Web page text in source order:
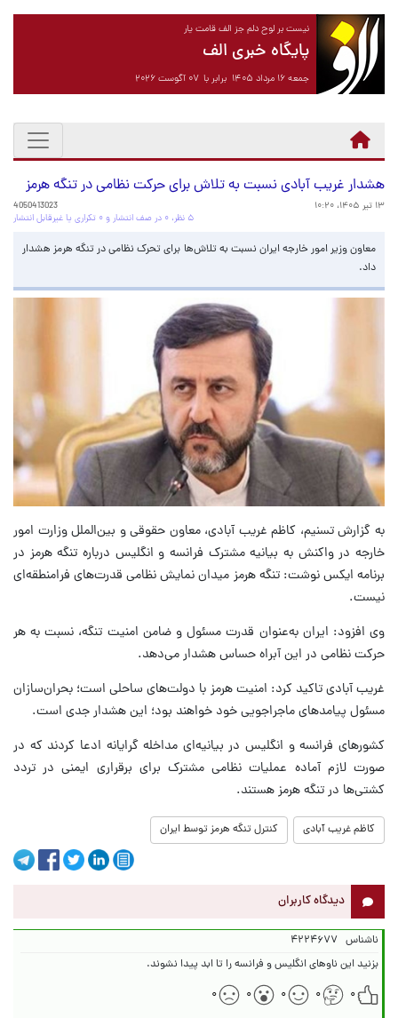
نیست بر لوح دلم جز الف قامت یار
پایگاه خبری الف
جمعه ۱۶ مرداد ۱۴۰۵ برابر با ۰۷ آگوست ۲۰۲۶
هشدار غریب آبادی نسبت به تلاش برای حرکت نظامی در تنگه هرمز
۱۳ تیر ۱۴۰۵، ۱۰:۲۰
4050413023
۵ نظر، ۰ در صف انتشار و ۰ تکراری یا غیرقابل انتشار
معاون وزیر امور خارجه ایران نسبت به تلاش‌ها برای تحرک نظامی در تنگه هرمز هشدار
داد.
به گزارش تسنیم، کاظم غریب آبادی، معاون حقوقی و بین‌الملل وزارت امور
خارجه در واکنش به بیانیه مشترک فرانسه و انگلیس درباره تنگه هرمز در
برنامه ایکس نوشت: تنگه هرمز میدان نمایش نظامی قدرت‌های فرامنطقه‌ای
نیست.
وی افزود: ایران به‌عنوان قدرت مسئول و ضامن امنیت تنگه، نسبت به هر
حرکت نظامی در این آبراه حساس هشدار می‌دهد.
غریب آبادی تاکید کرد: امنیت هرمز با دولت‌های ساحلی است؛ بحران‌سازان
مسئول پیامدهای ماجراجویی خود خواهند بود؛ این هشدار جدی است.
کشورهای فرانسه و انگلیس در بیانیه‌ای مداخله گرایانه ادعا کردند که در
صورت لازم آماده عملیات نظامی مشترک برای برقراری ایمنی در تردد
کشتی‌ها در تنگه هرمز هستند.
کاظم غریب آبادی کنترل تنگه هرمز توسط ایران
دیدگاه کاربران
ناشناس ۴۲۲۴۶۷۷
بزنید این ناوهای انگلیس و فرانسه را تا ابد پیدا نشوند.
۰
۰ ۰ ۰ ۰